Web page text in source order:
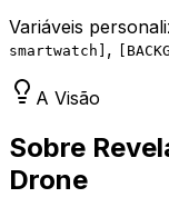
Variáveis
smartwatch
,
A Visão
Sobre
Drone